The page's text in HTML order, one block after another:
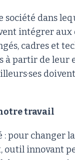
dans
intégrer aux
cadres et
à partir de
travail
: pour changer
outil innovant